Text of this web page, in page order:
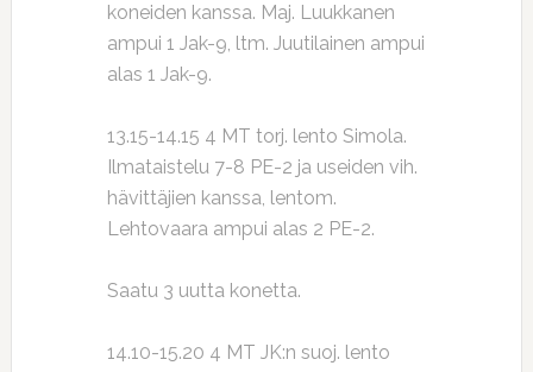
koneiden kanssa. Maj. Luukkanen
ampui 1 Jak-9, ltm. Juutilainen ampui
alas 1 Jak-9.
13.15-14.15 4 MT torj. lento Simola.
Ilmataistelu 7-8 PE-2 ja useiden vih.
hävittäjien kanssa, lentom.
Lehtovaara ampui alas 2 PE-2.
Saatu 3 uutta konetta.
14.10-15.20 4 MT JK:n suoj. lento